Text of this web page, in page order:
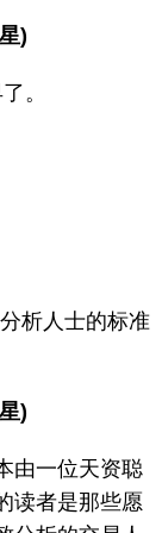
)
。
析人士的标准
)
一位天资聪
读者是那些愿